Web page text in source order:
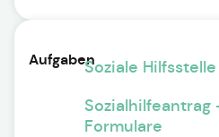
AufgabenSoziale Hilfsstelle
Sozialhilfeantrag
Formulare